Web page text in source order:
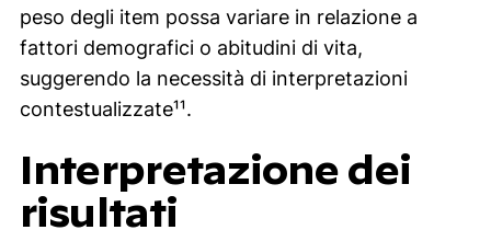
peso degli item possa variare in relazione a
fattori demografici o abitudini di vita,
suggerendo la necessità di interpretazioni
contestualizzate¹¹.
Interpretazione dei
risultati